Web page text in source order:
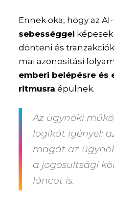
Ennek oka, hogy az
sebességgel
dönteni és
mai azonosítási
emberi belépésre és
ritmusra épülnek.
Az ügynöki
logikát igényel:
magát az
a jogosultsági
láncot is.